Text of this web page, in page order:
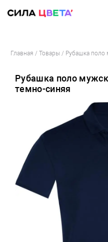
Перейти
содержимому
Главная / Товары / Рубашка поло
Рубашка поло
темно-синяя